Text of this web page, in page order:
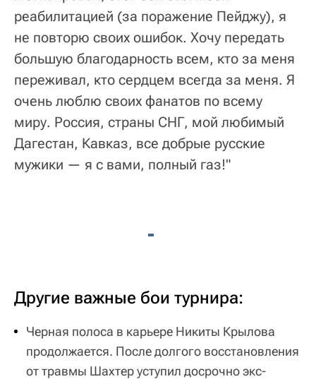
реабилитацией (за поражение Пейджу), я
не повторю своих ошибок. Хочу передать
большую благодарность всем, кто за меня
переживал, кто сердцем всегда за меня. Я
очень люблю своих фанатов по всему
миру. Россия, страны СНГ, мой любимый
Дагестан, Кавказ, все добрые русские
мужики — я с вами, полный газ!"
Другие важные бои турнира:
Черная полоса в карьере Никиты Крылова
продолжается. После долгого восстановления
от травмы Шахтер уступил досрочно экс-